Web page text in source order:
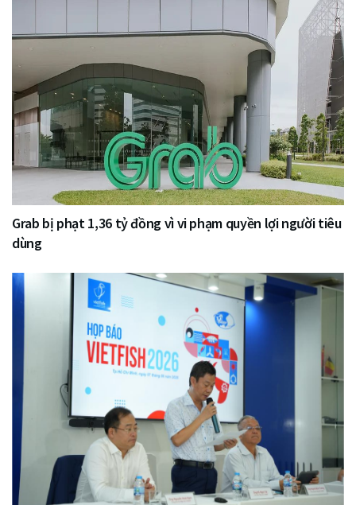
Grab bị phạt 1,36 tỷ đồng vì vi phạm quyền lợi người tiêu
dùng